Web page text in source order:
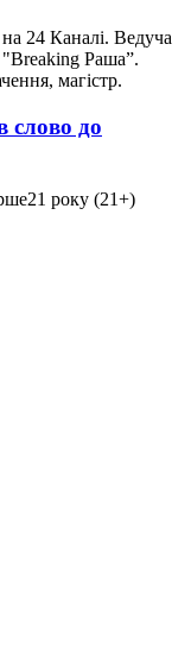
24 Каналі. Ведуча
"Breaking Раша”.
магістр.
слово до
21 року (21+)